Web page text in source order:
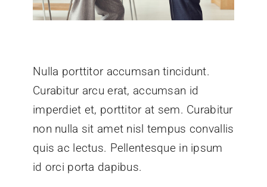
Nulla porttitor accumsan tincidunt.
Curabitur arcu erat, accumsan id
imperdiet et, porttitor at sem. Curabitur
non nulla sit amet nisl tempus convallis
quis ac lectus. Pellentesque in ipsum
id orci porta dapibus.